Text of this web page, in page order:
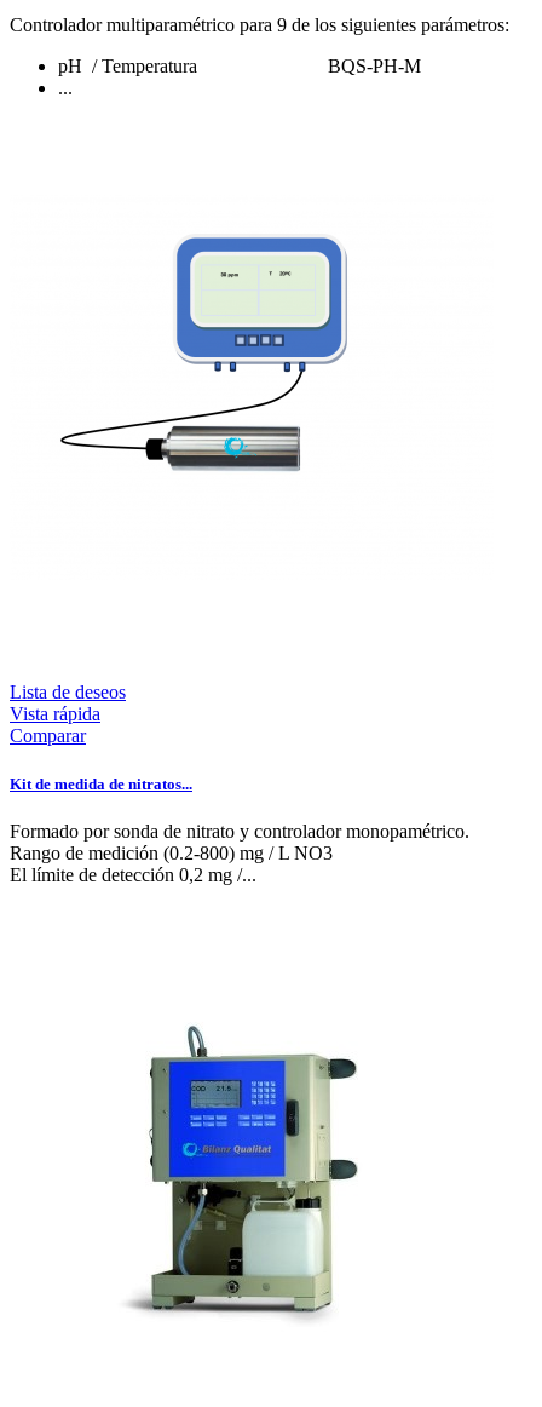
Controlador multiparamétrico para 9 de los siguientes parámetros:
pH / Temperatura BQS-PH-M
...
Lista de deseos
Vista rápida
Comparar
Kit de medida de nitratos...
Formado por sonda de nitrato y controlador monopamétrico.
Rango de medición (0.2-800) mg / L NO3
El límite de detección 0,2 mg /...